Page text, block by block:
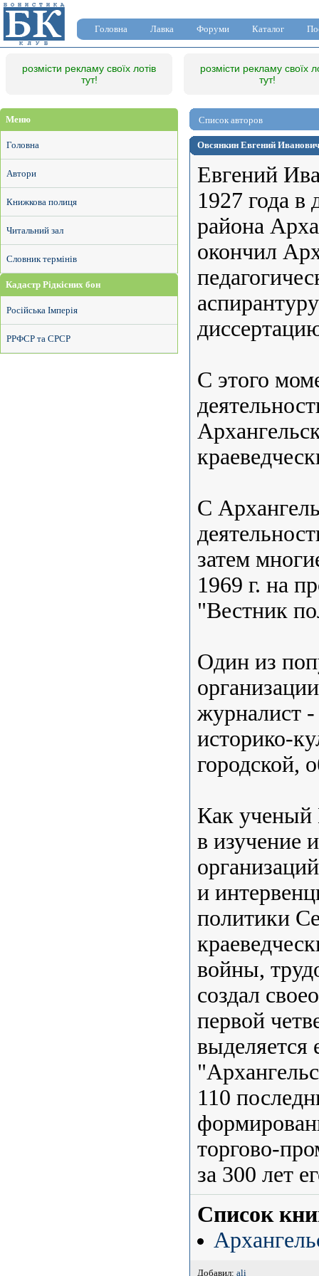
Головна Лавка Форуми Каталог
розмісти рекламу своїх лотів
тут!
розмісти рекламу своїх
тут!
Меню
Головна
Автори
Книжкова полиця
Читальний зал
Словник термінів
Кадастр Рідкісних бон
Російська Імперія
РРФСР та СРСР
Список авторов
Овсянкин Евгений
Евгений
1927 года
района
окончил
С этого
С
затем
1969 г. на
"Вестник
Один из
журналист -
историко-
городской,
Как ученый
в изучение
и
политики
войны,
создал
первой
выделяется
110
торгово-
за 300 лет
Список
Добавил: ali